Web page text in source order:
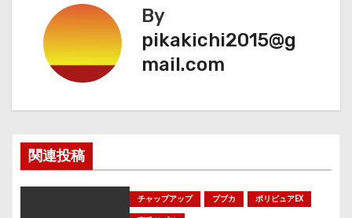
ゲ
シ
ョ
ン
By
pikakichi2015@g
mail.com
関連投稿
チャップアップ ブブカ
ポリピュアEX